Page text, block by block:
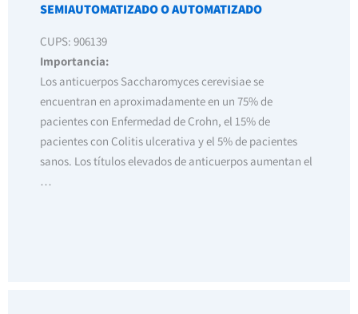
SEMIAUTOMATIZADO O AUTOMATIZADO
CUPS: 906139
Importancia:
Los anticuerpos Saccharomyces cerevisiae se
encuentran en aproximadamente en un 75% de
pacientes con Enfermedad de Crohn, el 15% de
pacientes con Colitis ulcerativa y el 5% de pacientes
sanos. Los títulos elevados de anticuerpos aumentan el
…